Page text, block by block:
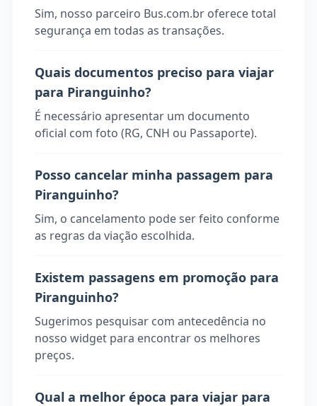
Sim, nosso parceiro Bus.com.br oferece total
segurança em todas as transações.
Quais documentos preciso para viajar
para Piranguinho?
É necessário apresentar um documento
oficial com foto (RG, CNH ou Passaporte).
Posso cancelar minha passagem para
Piranguinho?
Sim, o cancelamento pode ser feito conforme
as regras da viação escolhida.
Existem passagens em promoção para
Piranguinho?
Sugerimos pesquisar com antecedência no
nosso widget para encontrar os melhores
preços.
Qual a melhor época para viajar para